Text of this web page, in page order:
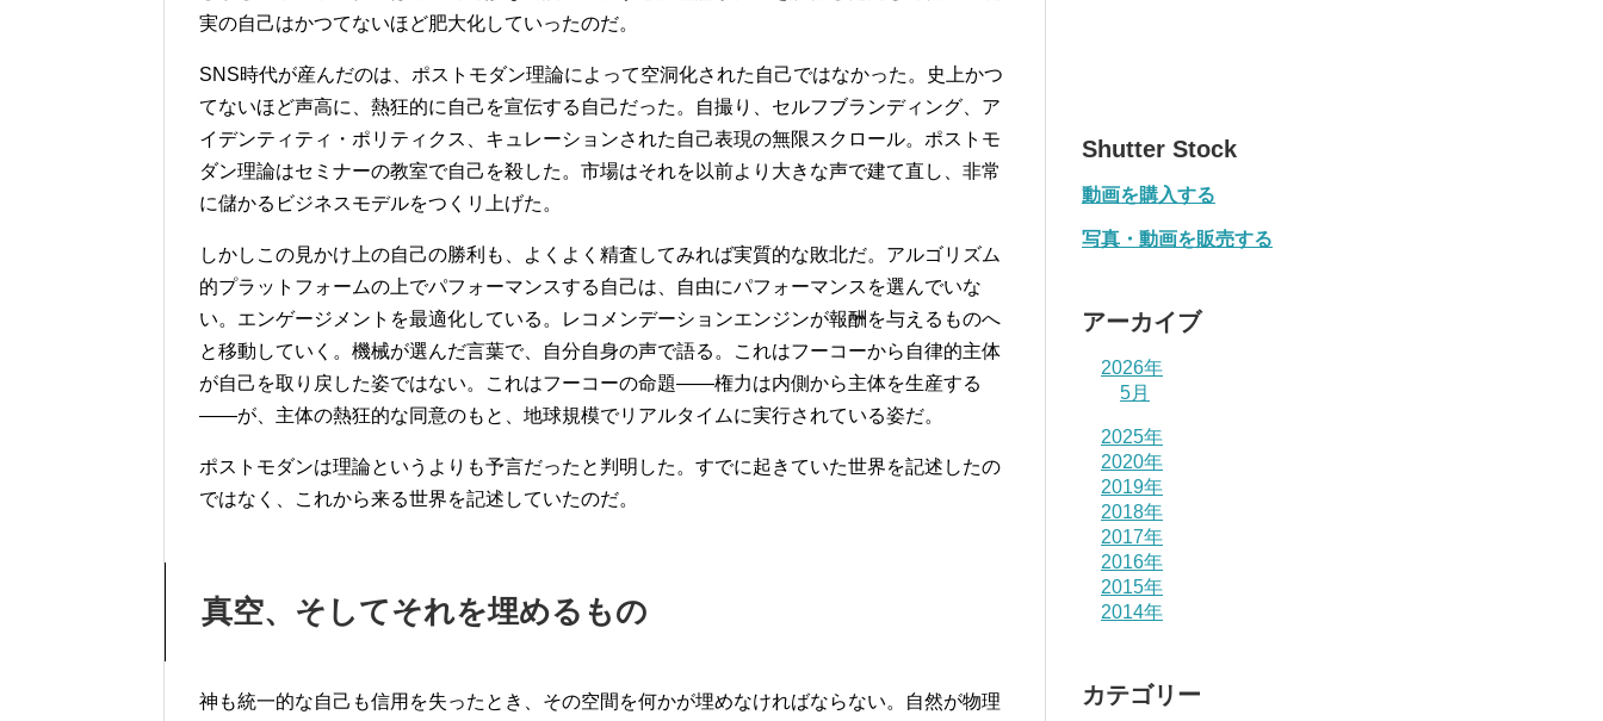
実の自己はかつてないほど肥大化していったのだ。
SNS時代が産んだのは、ポストモダン理論によって空洞化された自己ではなかった。史上かつ
てないほど声高に、熱狂的に自己を宣伝する自己だった。自撮り、セルフブランディング、ア
イデンティティ・ポリティクス、キュレーションされた自己表現の無限スクロール。ポストモ
ダン理論はセミナーの教室で自己を殺した。市場はそれを以前より大きな声で建て直し、非常
に儲かるビジネスモデルをつくリ上げた。
しかしこの見かけ上の自己の勝利も、よくよく精査してみれば実質的な敗北だ。アルゴリズム
的プラットフォームの上でパフォーマンスする自己は、自由にパフォーマンスを選んでいな
い。エンゲージメントを最適化している。レコメンデーションエンジンが報酬を与えるものへ
と移動していく。機械が選んだ言葉で、自分自身の声で語る。これはフーコーから自律的主体
が自己を取り戻した姿ではない。これはフーコーの命題——権力は内側から主体を生産する
——が、主体の熱狂的な同意のもと、地球規模でリアルタイムに実行されている姿だ。
ポストモダンは理論というよりも予言だったと判明した。すでに起きていた世界を記述したの
ではなく、これから来る世界を記述していたのだ。
真空、そしてそれを埋めるもの
神も統一的な自己も信用を失ったとき、その空間を何かが埋めなければならない。自然が物理
Shutter Stock
動画を購入する
写真・動画を販売する
アーカイブ
2026年
5月
2025年
2020年
2019年
2018年
2017年
2016年
2015年
2014年
カテゴリー